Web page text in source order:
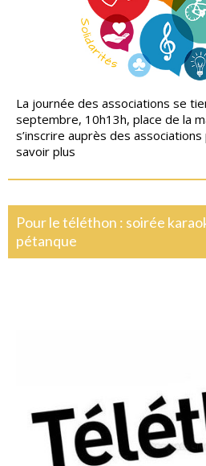
La journée des associations se
septembre, 10h13h, place de la
s’inscrire auprès des
savoir plus
Pour le téléthon : soirée
pétanque